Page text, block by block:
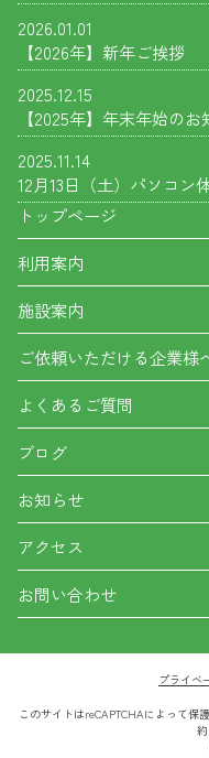
2026.01.01
【2026年】新年ご挨拶
2025.12.15
【2025年】年末年始のお
2025.11.14
12月13日（土）パソコン
トップページ
利用案内
施設案内
ご依頼いただける企業様
よくあるご質問
ブログ
お知らせ
アクセス
お問い合わせ
プライベ
このサイトはreCAPTCHAによって保
約